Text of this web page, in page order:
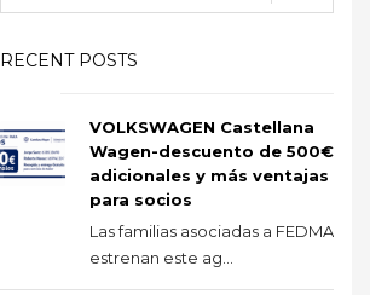
RECENT POSTS
VOLKSWAGEN Castellana
Wagen-descuento de 500€
adicionales y más ventajas
para socios
Las familias asociadas a FEDMA
estrenan este ag...